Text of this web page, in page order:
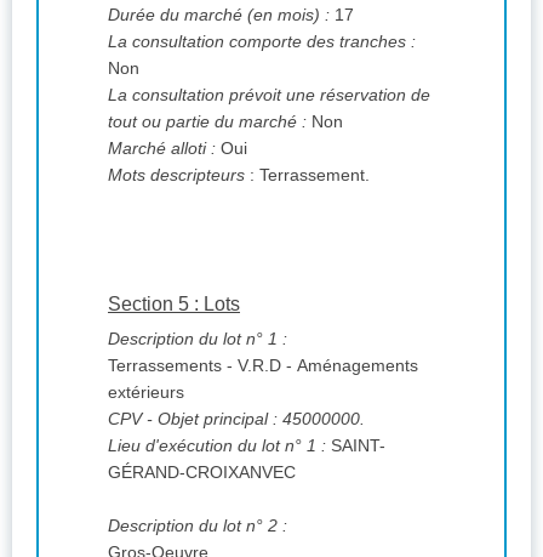
Durée du marché (en mois) : 17
La consultation comporte des tranches :
Non
La consultation prévoit une réservation de
tout ou partie du marché : Non
Marché alloti : Oui
Mots descripteurs : Terrassement.
Section 5 : Lots
Description du lot n° 1 :
Terrassements - V.R.D - Aménagements
extérieurs
CPV- Objet principal : 45000000.
Lieu d'exécution du lot n° 1 : SAINT-
GÉRAND-CROIXANVEC
Description du lot n° 2 :
Gros-Oeuvre